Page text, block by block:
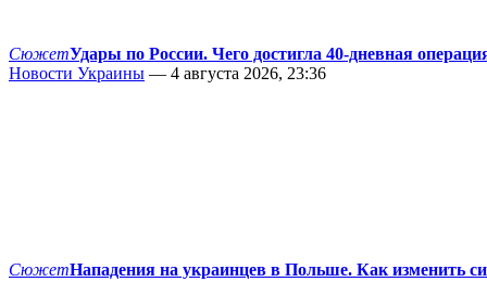
СюжетУдары по России. Чего достигла 40-дневная
Новости Украины — 4 августа 2026, 23:36
СюжетНападения на украинцев в Польше. Как изменить